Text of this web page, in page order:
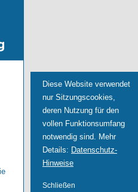
Diese Website verwendet
nur Sitzungscookies,
deren Nutzung für den
vollen Funktionsumfang
notwendig sind. Mehr
Details: Datenschutz-
Hinweise
Schließen